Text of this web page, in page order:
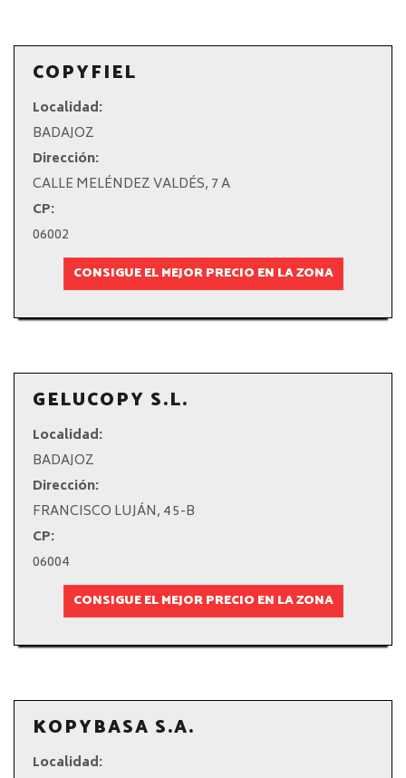
COPYFIEL
Localidad:
BADAJOZ
Dirección:
CALLE MELÉNDEZ VALDÉS, 7 A
CP:
06002
CONSIGUE EL MEJOR PRECIO EN LA ZONA
GELUCOPY S.L.
Localidad:
BADAJOZ
Dirección:
FRANCISCO LUJÁN, 4 5-B
CP:
06004
CONSIGUE EL MEJOR PRECIO EN LA ZONA
KOPYBASA S.A.
Localidad: